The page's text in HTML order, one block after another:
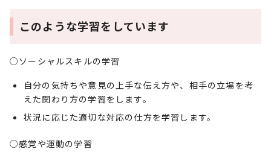
このような学習をしています
○ソーシャルスキルの学習
自分の気持ちや意見の上手な伝え方や、相手の立場を考
えた関わり方の学習をします。
状況に応じた適切な対応の仕方を学習します。
○感覚や運動の学習